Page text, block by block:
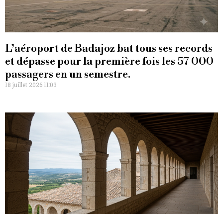
L’aéroport de Badajoz bat tous ses records
et dépasse pour la première fois les 57 000
passagers en un semestre.
18 juillet 2026 11:03